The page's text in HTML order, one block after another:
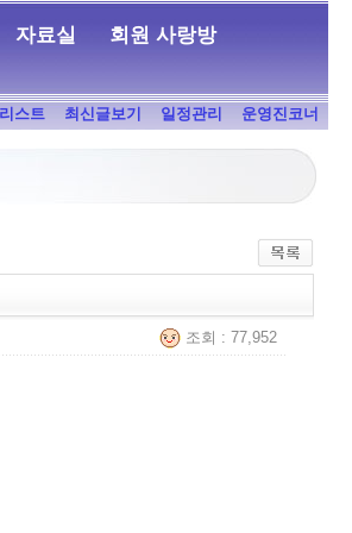
자료실 회원 사랑방
스트 최신글보기 일정관리 운영진코너
조회 : 77,952